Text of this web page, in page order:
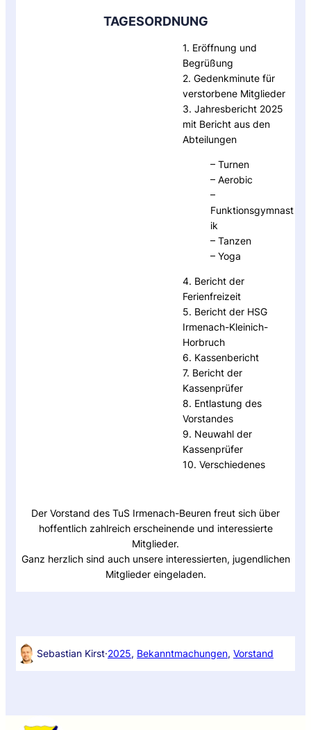
TAGESORDNUNG
1. Eröffnung und
Begrüßung
2. Gedenkminute für
verstorbene Mitglieder
3. Jahresbericht 2025
mit Bericht aus den
Abteilungen
– Turnen
– Aerobic
–
Funktionsgymnast
ik
– Tanzen
– Yoga
4. Bericht der
Ferienfreizeit
5. Bericht der HSG
Irmenach-Kleinich-
Horbruch
6. Kassenbericht
7. Bericht der
Kassenprüfer
8. Entlastung des
Vorstandes
9. Neuwahl der
Kassenprüfer
10. Verschiedenes
Der Vorstand des TuS Irmenach-Beuren freut sich über
hoffentlich zahlreich erscheinende und interessierte
Mitglieder.
Ganz herzlich sind auch unsere interessierten, jugendlichen
Mitglieder eingeladen.
Sebastian Kirst·2025, Bekanntmachungen, Vorstand